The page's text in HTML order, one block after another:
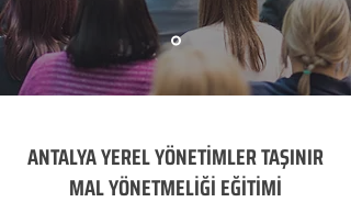
ANTALYA YEREL YÖNETİMLER TAŞINIR
MAL YÖNETMELİĞİ EĞİTİMİ